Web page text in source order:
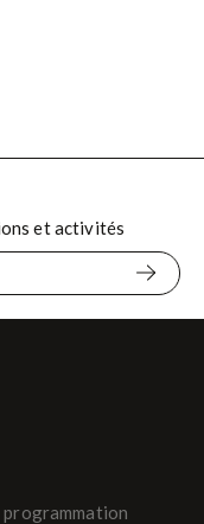
et activités
programmation